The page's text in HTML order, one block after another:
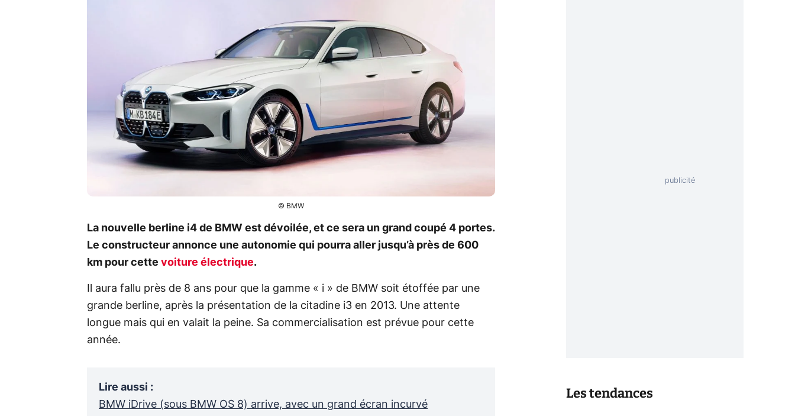
© BMW
La nouvelle berline i4 de BMW est dévoilée, et ce sera un grand coupé 4 portes.
Le constructeur annonce une autonomie qui pourra aller jusqu’à près de 600
km pour cette voiture électrique.
Il aura fallu près de 8 ans pour que la gamme « i » de BMW soit étoffée par une
grande berline, après la présentation de la citadine i3 en 2013. Une attente
longue mais qui en valait la peine. Sa commercialisation est prévue pour cette
année.
Lire aussi :
BMW iDrive (sous BMW OS 8) arrive, avec un grand écran incurvé
Les tendances